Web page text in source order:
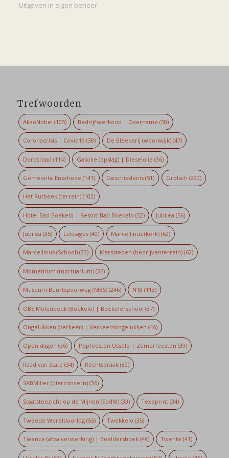
Uitgaven in eigen beheer
Trefwoorden
AkzoNobel (105) Bedrijfsverkoop | Overname (50)
Coronacrisis | Covid19 (38) De Bleekerij (woonwijk) (47)
Dorpsraad (114) Gasolie (opslag) | Dieselolie (36)
Gemeente Enschede (141) Geschiedenis (51) Grolsch (290)
Het Rutbeek (terrein)(102)
Hotel Bad Boekelo | Resort Bad Boekelo (52) Jubilea (56)
Jubilea (35) Lekkages (40) Marcellinus (kerk)(62)
Marcellinus (School)(33) Marssteden (bedrijventerrein) (62)
Momentum (mortuarium)(35)
Museum Buurtspoorweg (MBS)(246) N18 (113)
OBS Molenbeek (Boekelo) | Boekelerschool (37)
Ongelukken (verkeer) | Verkeersongelukken (46)
Open dagen (36) Popfeesten Usselo | Zomerfeesten (39)
Raad van State (34) Rechtspraak (80)
SABMiller (bierconcern)(36)
Staatstoezicht op de Mijnen (SodM)(33) Texoprint (34)
Tweede Wereldoorlog(55) Twekkelo (35)
Twence (afvalverwerking) | Boeldershoek(48) Twente (41)